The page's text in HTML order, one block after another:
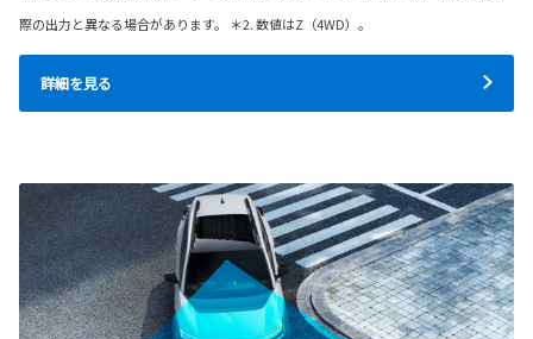
際の出力と異なる場合があります。 ＊2. 数値はZ（4WD）。
詳細を見る